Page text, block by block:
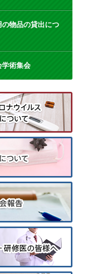
の物品の貸出につ
学術集会